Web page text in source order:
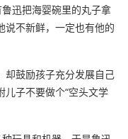
迅把海婴碗里的丸子拿
说不新鲜，一定也有他的
却鼓励孩子充分发展自己
儿子不要做个“空头文学